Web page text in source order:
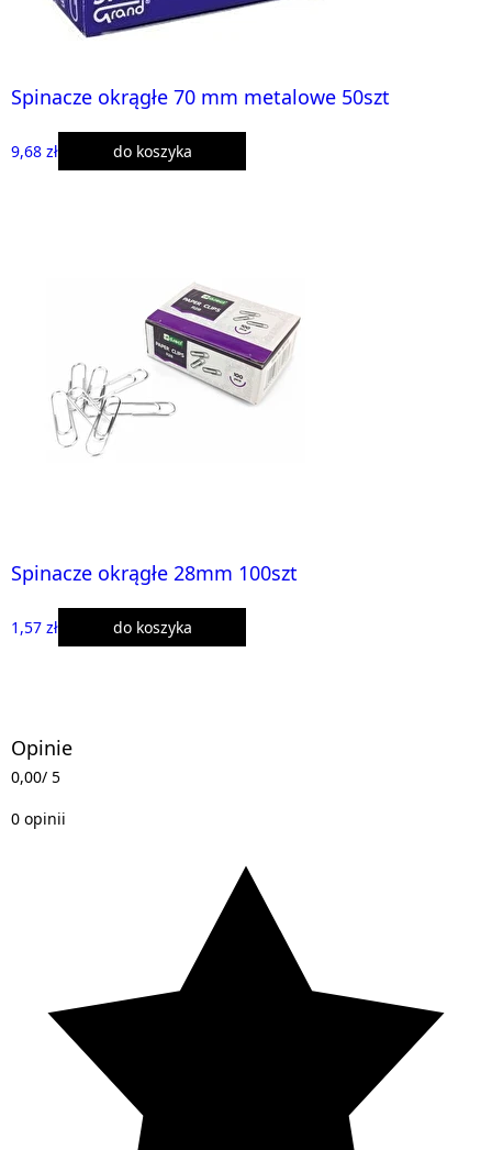
Spinacze okrągłe 70 mm metalowe 50szt
9,68 zł do koszyka
Spinacze okrągłe 28mm 100szt
1,57 zł do koszyka
Opinie
0,00/ 5
0 opinii